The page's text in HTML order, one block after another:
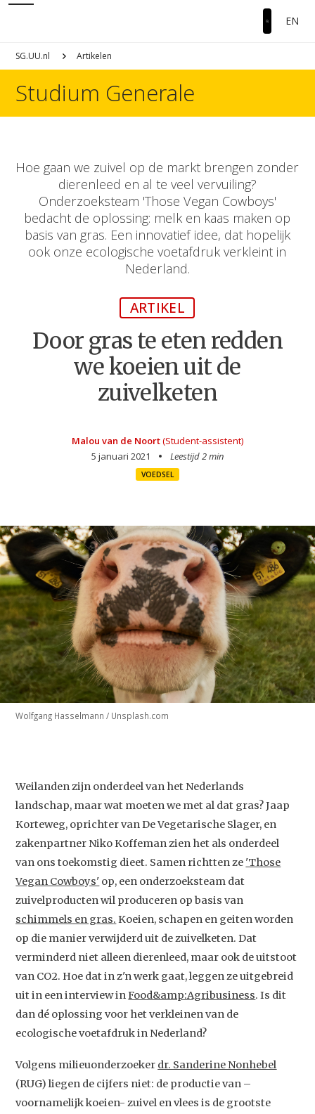
EN
SG.UU.nl Artikelen
Studium Generale
Hoe gaan we zuivel op de markt brengen zonder
dierenleed en al te veel vervuiling?
Onderzoeksteam 'Those Vegan Cowboys'
bedacht de oplossing: melk en kaas maken op
basis van gras. Een innovatief idee, dat hopelijk
ook onze ecologische voetafdruk verkleint in
Nederland.
ARTIKEL
Door gras te eten redden
we koeien uit de
zuivelketen
Malou van de Noort(Student-assistent)
5 januari 2021
Leestijd 2 min
VOEDSEL
Wolfgang Hasselmann / Unsplash.com
Weilanden zijn onderdeel van het Nederlands
landschap, maar wat moeten we met al dat gras? Jaap
Korteweg, oprichter van De Vegetarische Slager, en
zakenpartner Niko Koffeman zien het als onderdeel
van ons toekomstig dieet. Samen richtten ze 'Those
Vegan Cowboys' op, een onderzoeksteam dat
zuivelproducten wil produceren op basis van
schimmels en gras. Koeien, schapen en geiten worden
op die manier verwijderd uit de zuivelketen. Dat
verminderd niet alleen dierenleed, maar ook de uitstoot
van CO2. Hoe dat in z'n werk gaat, leggen ze uitgebreid
uit in een interview inFood&amp:Agribusiness. Is dit
dan dé oplossing voor het verkleinen van de
ecologische voetafdruk in Nederland?
Volgens milieuonderzoeker dr. Sanderine Nonhebel
(RUG) liegen de cijfers niet: de productie van –
voornamelijk koeien- zuivel en vlees is de grootste